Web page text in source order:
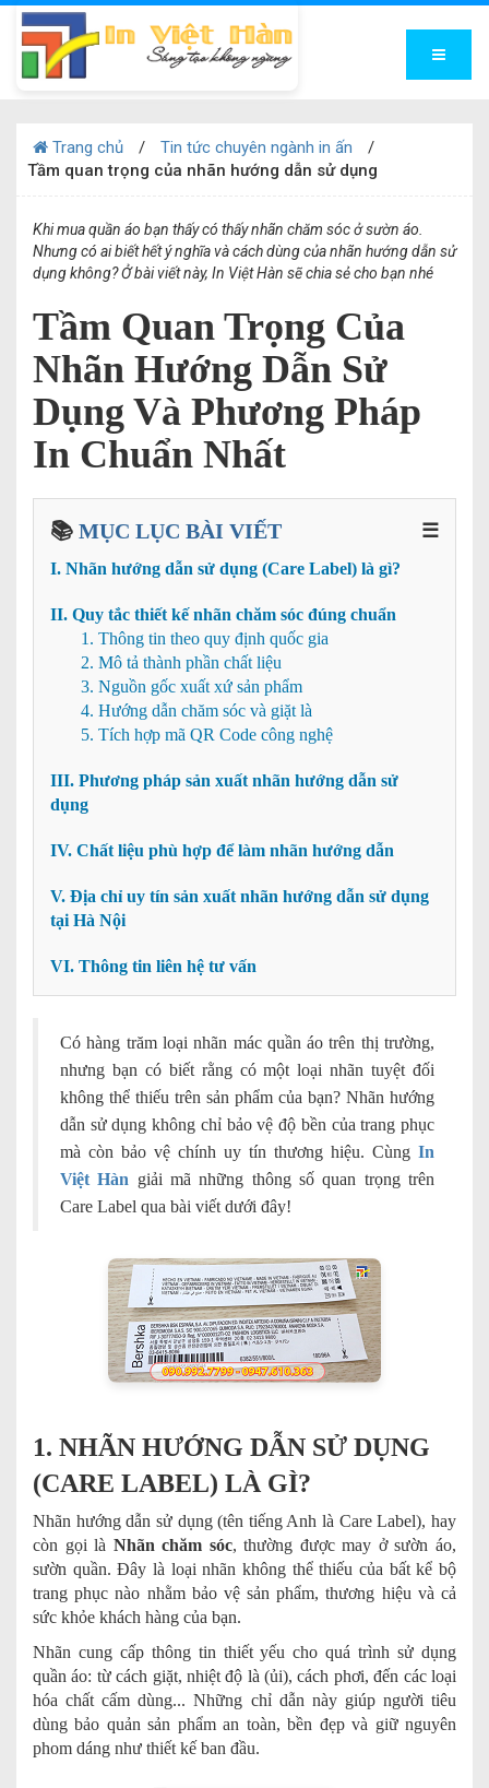
Trang chủ
Tin tức chuyên ngành in ấn
Tầm quan trọng của nhãn hướng dẫn sử dụng
Khi mua quần áo bạn thấy có thấy nhãn chăm sóc ở sườn áo.
Nhưng có ai biết hết ý nghĩa và cách dùng của nhãn hướng dẫn sử
dụng không? Ở bài viết này, In Việt Hàn sẽ chia sẻ cho bạn nhé
Tầm Quan Trọng Của
Nhãn Hướng Dẫn Sử
Dụng Và Phương Pháp
In Chuẩn Nhất
📚 MỤC LỤC BÀI VIẾT ☰
I. Nhãn hướng dẫn sử dụng (Care Label) là gì?
II. Quy tắc thiết kế nhãn chăm sóc đúng chuẩn
1. Thông tin theo quy định quốc gia
2. Mô tả thành phần chất liệu
3. Nguồn gốc xuất xứ sản phẩm
4. Hướng dẫn chăm sóc và giặt là
5. Tích hợp mã QR Code công nghệ
III. Phương pháp sản xuất nhãn hướng dẫn sử
dụng
IV. Chất liệu phù hợp để làm nhãn hướng dẫn
V. Địa chỉ uy tín sản xuất nhãn hướng dẫn sử dụng
tại Hà Nội
VI. Thông tin liên hệ tư vấn
Có hàng trăm loại nhãn mác quần áo trên thị trường,
nhưng bạn có biết rằng có một loại nhãn tuyệt đối
không thể thiếu trên sản phẩm của bạn? Nhãn hướng
dẫn sử dụng không chỉ bảo vệ độ bền của trang phục
mà còn bảo vệ chính uy tín thương hiệu. Cùng In
Việt Hàn giải mã những thông số quan trọng trên
Care Label qua bài viết dưới đây!
1. NHÃN HƯỚNG DẪN SỬ DỤNG
(CARE LABEL) LÀ GÌ?
Nhãn hướng dẫn sử dụng (tên tiếng Anh là Care Label), hay
còn gọi là Nhãn chăm sóc, thường được may ở sườn áo,
sườn quần. Đây là loại nhãn không thể thiếu của bất kể bộ
trang phục nào nhằm bảo vệ sản phẩm, thương hiệu và cả
sức khỏe khách hàng của bạn.
Nhãn cung cấp thông tin thiết yếu cho quá trình sử dụng
quần áo: từ cách giặt, nhiệt độ là (ủi), cách phơi, đến các loại
hóa chất cấm dùng... Những chỉ dẫn này giúp người tiêu
dùng bảo quản sản phẩm an toàn, bền đẹp và giữ nguyên
phom dáng như thiết kế ban đầu.